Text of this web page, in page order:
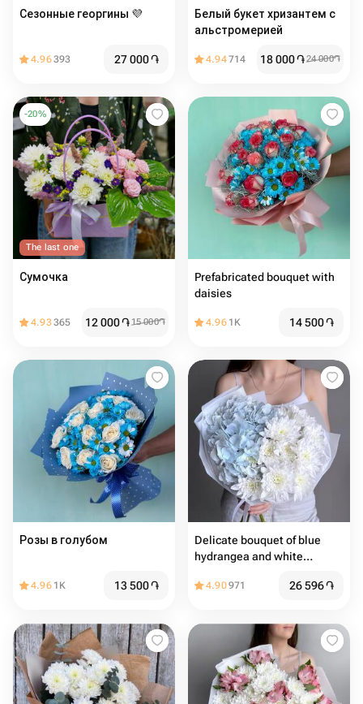
Сезонные георгины 💜
4.96393 27 000֏
Белый букет хризантем с
альстромерией
4.94714 18 000֏24 000֏
-20%
The last one
Сумочка
4.93365 12 000֏15 000֏
Prefabricated bouquet with
daisies
4.96 1K 14 500֏
Розы в голубом
4.96 1K 13 500֏
Delicate bouquet of blue
hydrangea and white
4.90971 26 596֏